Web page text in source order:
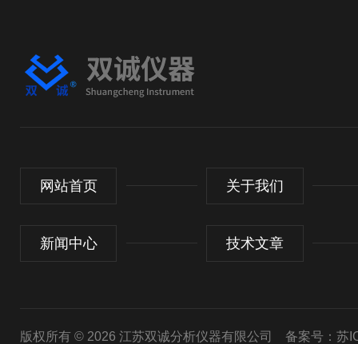
网站首页 关于我们
新闻中心 技术文章
版权所有 © 2026 江苏双诚分析仪器有限公司 备案号：苏